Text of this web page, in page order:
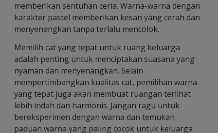
memberikan sentuhan ceria. Warna-warna dengan
karakter pastel memberikan kesan yang cerah dan
menyenangkan tanpa terlalu mencolok.
Memilih cat yang tepat untuk ruang keluarga
adalah penting untuk menciptakan suasana yang
nyaman dan menyenangkan. Selain
mempertimbangkan kualitas cat, pemilihan warna
yang tepat juga akan membuat ruangan terlihat
lebih indah dan harmonis. Jangan ragu untuk
bereksperimen dengan warna dan temukan
paduan warna yang paling cocok untuk keluarga